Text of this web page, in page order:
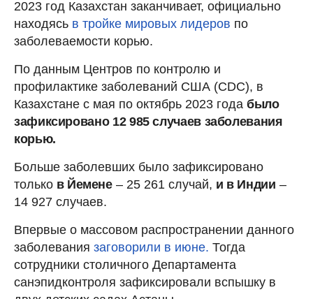
2023 год Казахстан заканчивает, официально
находясь в тройке мировых лидеров по
заболеваемости корью.
По данным Центров по контролю и
профилактике заболеваний США (CDC), в
Казахстане с мая по октябрь 2023 года было
зафиксировано 12 985 случаев заболевания
корью.
Больше заболевших было зафиксировано
только в Йемене– 25 261 случай, и в Индии –
14 927 случаев.
Впервые о массовом распространении данного
заболевания заговорили в июне. Тогда
сотрудники столичного Департамента
санэпидконтроля зафиксировали вспышку в